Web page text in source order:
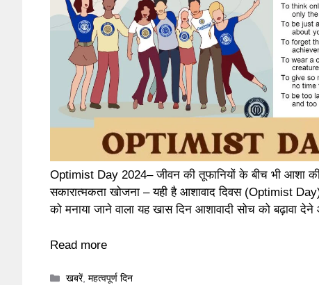
Optimist Day 2024– जीवन की तूफानियों के बीच भी आशा
सकारात्मकता खोजना – यही है आशावाद दिवस (Optimist
को मनाया जाने वाला यह खास दिन आशावादी सोच को बढ़ावा
Read more
Categories
खबरें,महत्वपूर्ण दिन